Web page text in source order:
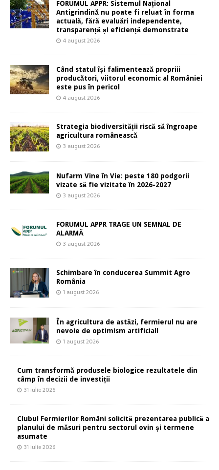
FORUMUL APPR: Sistemul Național
Antigrindină nu poate fi reluat în forma
actuală, fără evaluări independente,
transparență și eficiență demonstrate
4 august 2026
Când statul își falimentează propriii
producători, viitorul economic al României
este pus în pericol
4 august 2026
Strategia biodiversității riscă să îngroape
agricultura românească
3 august 2026
Nufarm Vine în Vie: peste 180 podgorii
vizate să fie vizitate în 2026-2027
3 august 2026
FORUMUL APPR TRAGE UN SEMNAL DE
ALARMĂ
3 august 2026
Schimbare în conducerea Summit Agro
România
1 august 2026
În agricultura de astăzi, fermierul nu are
nevoie de optimism artificial!
1 august 2026
Cum transformă produsele biologice rezultatele din
câmp în decizii de investiții
31 iulie 2026
Clubul Fermierilor Români solicită prezentarea publică a
planului de măsuri pentru sectorul ovin și termene
asumate
31 iulie 2026